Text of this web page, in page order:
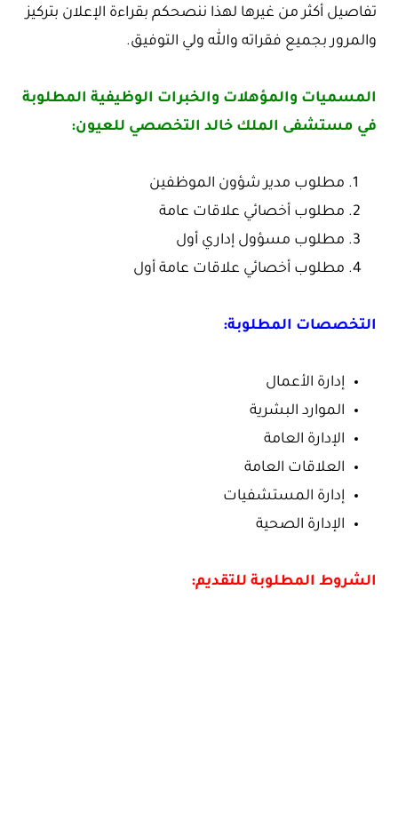
تفاصيل أكثر من غيرها لهذا ننصحكم بقراءة الإعلان بتركيز
والمرور بجميع فقراته والله ولي التوفيق.
المسميات والمؤهلات والخبرات الوظيفية المطلوبة
في مستشفى الملك خالد التخصصي للعيون:
مطلوب مدير شؤون الموظفين
مطلوب أخصائي علاقات عامة
مطلوب مسؤول إداري أول
مطلوب أخصائي علاقات عامة أول
التخصصات المطلوبة:
إدارة الأعمال
الموارد البشرية
الإدارة العامة
العلاقات العامة
إدارة المستشفيات
الإدارة الصحية
الشروط المطلوبة للتقديم: